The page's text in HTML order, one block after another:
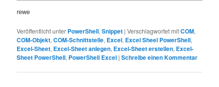
rewe
Veröffentlicht unter PowerShell,Snippet |Verschlagwortet mitCOM,
COM-Objekt,COM-Schnittstelle, Excel, Excel Sheel PowerShell,
Excel-Sheet, Excel-Sheet anlegen, Excel-Sheet erstellen, Excel-
Sheet PowerShell, PowerShell Excel |Schreibe einen Kommentar